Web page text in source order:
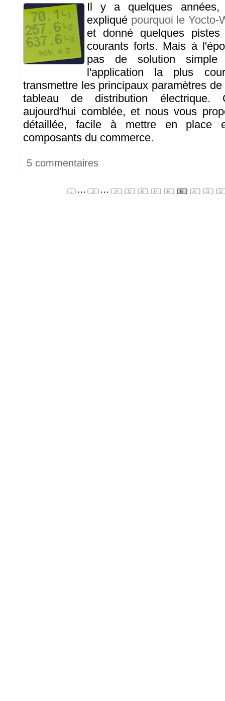
Il y a quelques années,
expliqué pourquoi le Yocto-
et donné quelques
courants forts. Mais à
pas de solution
l'application la plus
transmettre les principaux paramètres
tableau de distribution électrique.
aujourd'hui comblée, et nous vous
détaillée, facile à mettre en place
composants du commerce.
5 commentaires
1 ... 10 ... 14 15 16 17 18 19 20 21 22